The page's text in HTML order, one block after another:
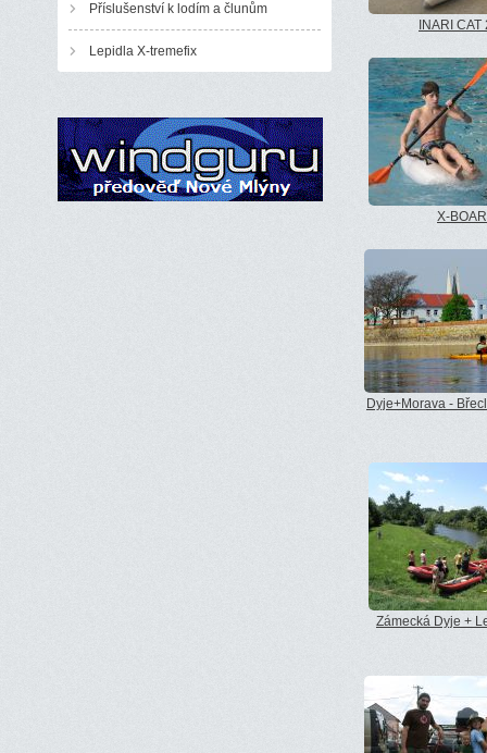
Příslušenství k lodím a člunům
Lepidla X-tremefix
INARI
X-
Dyje+Morava -
Zámecká Dyje +